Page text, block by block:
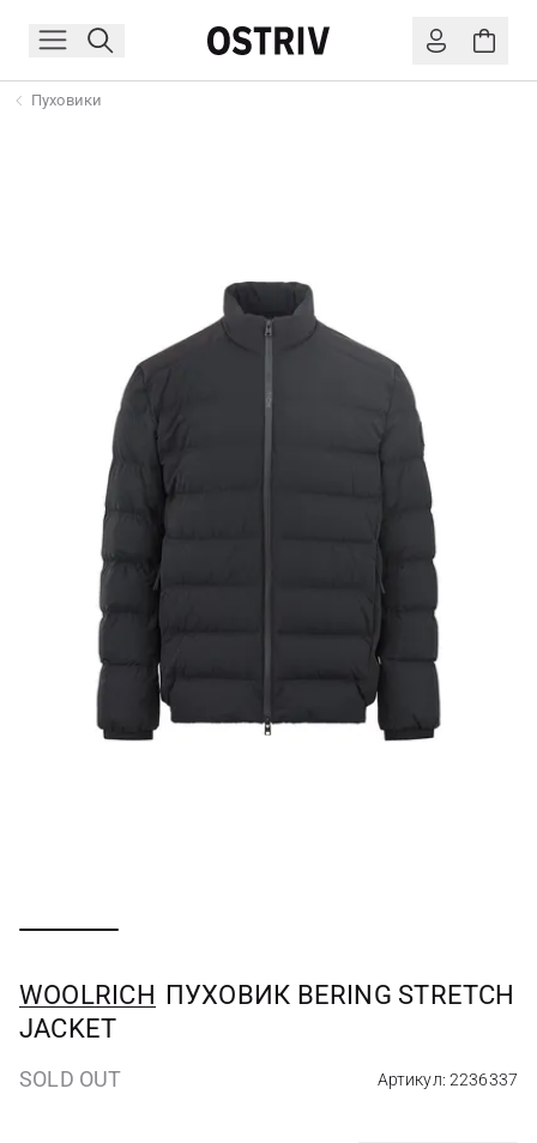
Пуховики
WOOLRICH ПУХОВИК BERING STRETCH
JACKET
SOLD OUT Артикул: 2236337